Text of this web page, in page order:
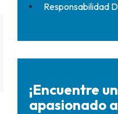
Responsabilidad
¡Encuentre
apasionado